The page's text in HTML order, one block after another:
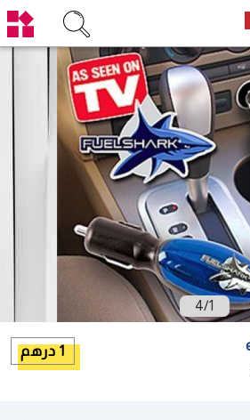
1
/
4
1 درهم